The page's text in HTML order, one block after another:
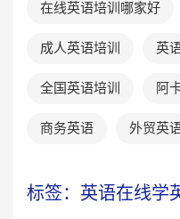
在线英语培训哪家好
成人英语培训 英
全国英语培训 阿
商务英语 外贸英
标签：英语在线学